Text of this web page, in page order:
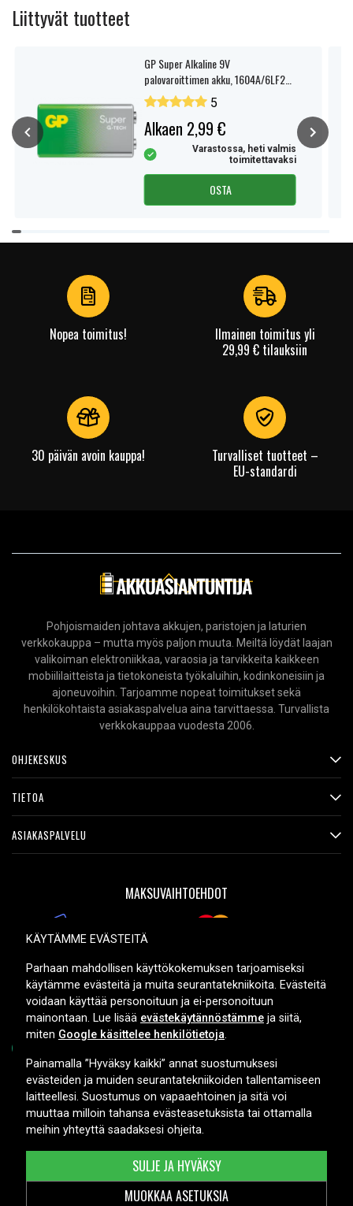
Liittyvät tuotteet
GP Super Alkaline 9V
palovaroittimen akku, 1604A/6LF22,
1 kpl
5
Alkaen 2,99 €
Varastossa, heti valmis
toimitettavaksi
OSTA
Item
1
Nopea toimitus!
Ilmainen toimitus yli
29,99 € tilauksiin
30 päivän avoin kauppa!
Turvalliset tuotteet –
EU-standardi
Pohjoismaiden johtava akkujen, paristojen ja laturien
verkkokauppa – mutta myös paljon muuta. Meiltä löydät laajan
valikoiman elektroniikkaa, varaosia ja tarvikkeita kaikkeen
mobiililaitteista ja tietokoneista työkaluihin, kodinkoneisiin ja
ajoneuvoihin. Tarjoamme nopeat toimitukset sekä
henkilökohtaista asiakaspalvelua aina tarvittaessa. Turvallista
verkkokauppaa vuodesta 2006.
OHJEKESKUS
TIETOA
ASIAKASPALVELU
MAKSUVAIHTOEHDOT
TOIMITUSVAIHTOEHDOT
Copyright © 2026, Spares Nordic AB
KÄYTÄMME EVÄSTEITÄ
Parhaan mahdollisen käyttökokemuksen tarjoamiseksi
käytämme evästeitä ja muita seurantatekniikoita. Evästeitä
voidaan käyttää personoituun ja ei-personoituun
mainontaan. Lue lisää evästekäytännöstämme ja siitä,
miten Google käsittelee henkilötietoja.
Painamalla ”Hyväksy kaikki” annat suostumuksesi
evästeiden ja muiden seurantatekniikoiden tallentamiseen
laitteellesi. Suostumus on vapaaehtoinen ja sitä voi
muuttaa milloin tahansa evästeasetuksista tai ottamalla
meihin yhteyttä saadaksesi ohjeita.
MUOKKAA ASETUKSIA
SULJE JA HYVÄKSY